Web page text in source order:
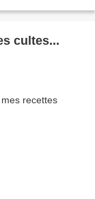
cultes...